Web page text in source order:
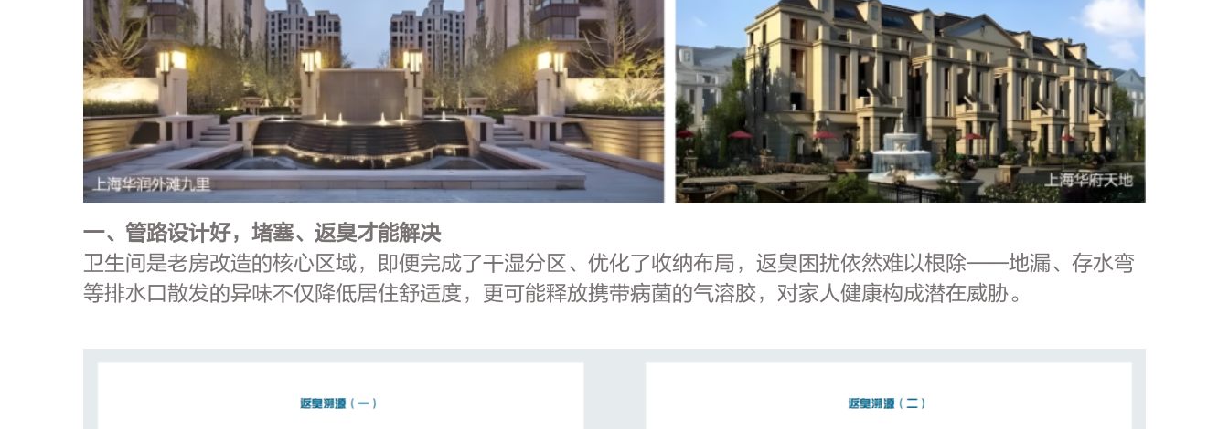
一、管路设计好，堵塞、返臭才能解决
卫生间是老房改造的核心区域，即便完成了干湿分区、优化了收纳布局，返臭困扰依然难以根除——地漏、存水弯
等排水口散发的异味不仅降低居住舒适度，更可能释放携带病菌的气溶胶，对家人健康构成潜在威胁。